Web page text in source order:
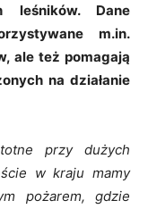
leśników. Dane
m.in.
ale też pomagają
na działanie
przy dużych
w kraju mamy
pożarem, gdzie